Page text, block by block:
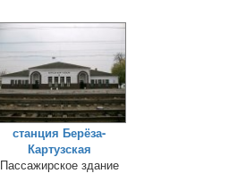
станция Берёза-
Картузская
Пассажирское здание